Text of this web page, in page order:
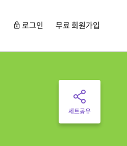
로그인 무료 회원가입
세트공유